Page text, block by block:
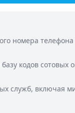
номера
кодов
служб, включая